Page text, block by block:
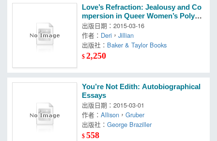
Love’s Refraction: Jealousy and Co
mpersion in Queer Women’s Polya
morous Relationships
出版日期：2015-03-16
作者： Deri ，Jillian
出版社： Baker & Taylor Books
$2,250
You’re Not Edith: Autobiographical
Essays
出版日期：2015-03-01
作者：Allison ，Gruber
出版社：George Braziller
$558